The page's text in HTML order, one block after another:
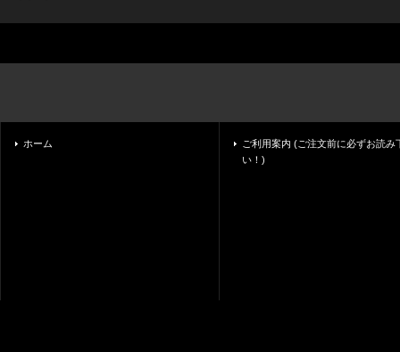
ホーム
ご利用案内 (ご注文前に必ずお読み
い！)